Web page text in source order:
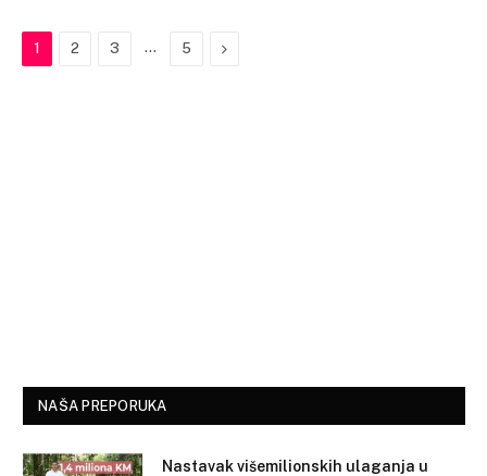
1 2 3 … 5 Next
NAŠA PREPORUKA
Nastavak višemilionskih ulaganja u